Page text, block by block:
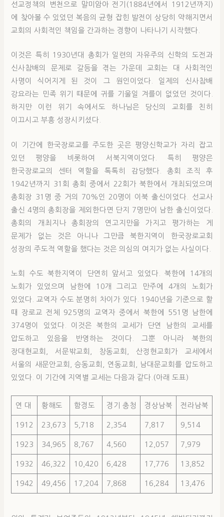
선교정책의 변천으로 말미암아 전기(1884년에서 1912년까지)
에 찾아볼 수 있었던 복음의 균형 잡힌 발전이 상당히 약해지면서
교회의 사회적인 책임을 간과하는 경향이 나타나기 시작했다.
이것은 특히 1930년대 총회가 일련의 자유주의 신학의 도전과
신사참배의 문제로 갈등을 겪는 가운데 교회는 대 사회적인
사명이 식어지게 된 것이 그 원인이었다. 일제의 신사참배
강요라는 민족 위기 때문에 귀를 기울일 겨를이 없었던 것이다.
하지만 이런 위기 속에서도 하나님은 당신의 교회를 친히
이끄시고 부흥 성장시키셨다.
이 기간에 한국장로교를 주도한 곳은 평양신학교가 자리 잡고
있던 평양을 비롯하여 서북지역이었다. 특히 평양은
한국장로교의 센터 역할을 톡톡히 감당했다. 총회 조직 후
1942년까지 31회 총회 중에서 22회가 북한에서 개최되었으며
총회장 31명 중 거의 70%인 20명이 이북 출신이었다. 선교사
출신 4명의 총회장을 제외한다면 단지 7명만이 남한 출신이었다.
총회의 개최지나 총회장의 연고지만을 가지고 평가하는 게
문제가 없는 것은 아니나 그만큼 북한지역이 한국장로교회
성장의 주도적 역할을 했다는 것은 의심의 여지가 없는 사실이다.
노회 수도 북한지역이 단연히 앞서고 있었다. 북한에 14개의
노회가 있었으며 남한에 10개 그리고 만주에 4개의 노회가
있었다. 교역자 수도 분명히 차이가 있다. 1940년을 기준으로 할
때 장로교 전체 925명의 교역자 중에서 북한에 551명 남한에
374명이 있었다. 이것은 북한의 교세가 단연 남한의 교세를
압도하고 있음을 반영하는 것이다. 그뿐 아니라 북한의
장대현교회, 서문밖교회, 창동교회, 산정현교회가 교세에서
서울의 새문안교회, 승동교회, 연동교회, 남대문교회를 압도하고
있었다. 이 기간에 지역별 교세는 다음과 같다.(아래 도표)
연 대 황해도 함경도 경기 충청 경상남북 전라남북
1912 23,673 5,718 2,354 7,817 9,514
1923 34,965 8,767 4,560 12,057 7,979
1932 46,322 10,420 6,428 17,776 13,852
1942 49,456 17,204 7,868 16,284 13,476